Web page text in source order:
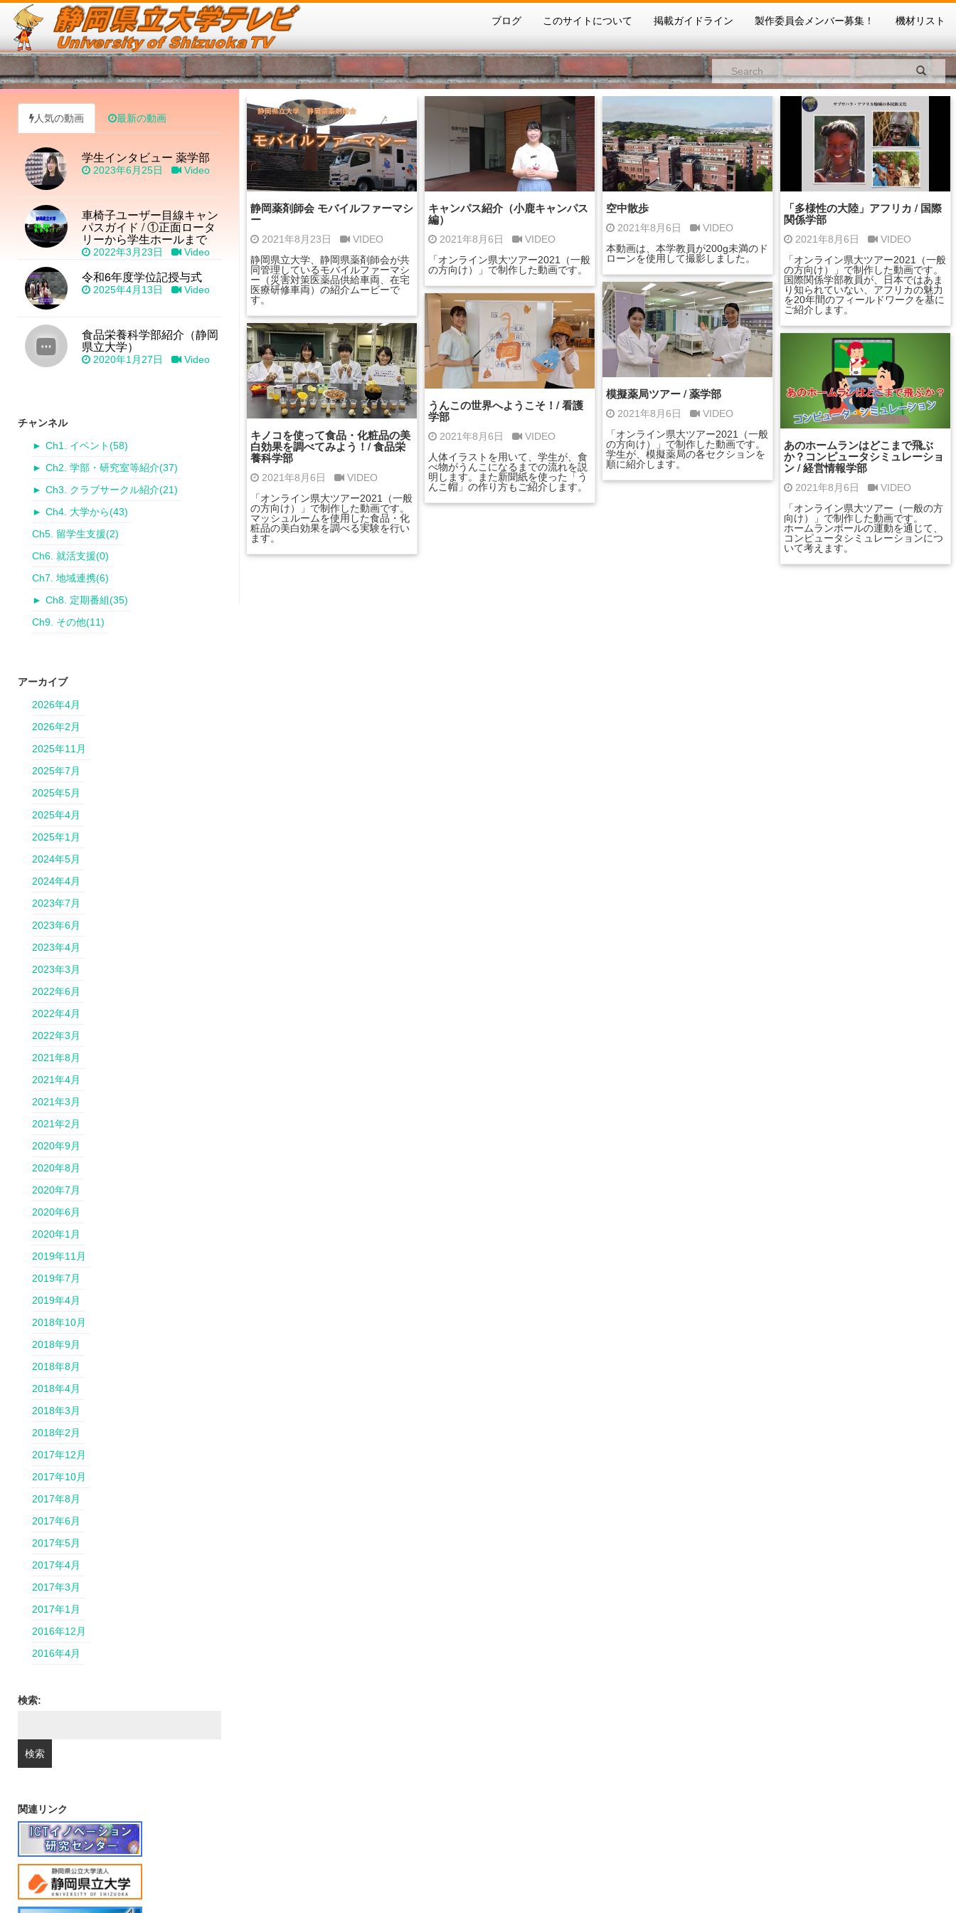
ブログ このサイトについて 掲載ガイドライン 製作委員会メンバー募集！ 機材リスト
静岡薬剤師会 モバイルファーマシ
ー
2021年8月23日
VIDEO
静岡県立大学、静岡県薬剤師会が共
同管理しているモバイルファーマシ
ー（災害対策医薬品供給車両、在宅
医療研修車両）の紹介ムービーで
す。
キャンパス紹介（小鹿キャンパス
編）
2021年8月6日
VIDEO
「オンライン県大ツアー2021（一般
の方向け）」で制作した動画です。
空中散歩
2021年8月6日
VIDEO
本動画は、本学教員が200g未満のド
ローンを使用して撮影しました。
「多様性の大陸」アフリカ / 国際
関係学部
2021年8月6日
VIDEO
「オンライン県大ツアー2021（一般
の方向け）」で制作した動画です。
国際関係学部教員が、日本ではあま
り知られていない、アフリカの魅力
を20年間のフィールドワークを基に
ご紹介します。
模擬薬局ツアー / 薬学部
2021年8月6日
VIDEO
「オンライン県大ツアー2021（一般
の方向け）」で制作した動画です。
学生が、模擬薬局の各セクションを
順に紹介します。
うんこの世界へようこそ！/ 看護
学部
2021年8月6日
VIDEO
人体イラストを用いて、学生が、食
べ物がうんこになるまでの流れを説
明します。また新聞紙を使った「う
んこ帽」の作り方もご紹介します。
キノコを使って食品・化粧品の美
白効果を調べてみよう！/ 食品栄
養科学部
2021年8月6日
VIDEO
「オンライン県大ツアー2021（一般
の方向け）」で制作した動画です。
マッシュルームを使用した食品・化
粧品の美白効果を調べる実験を行い
ます。
あのホームランはどこまで飛ぶ
か？コンピュータシミュレーショ
ン / 経営情報学部
2021年8月6日
VIDEO
「オンライン県大ツアー（一般の方
向け）」で制作した動画です。
ホームランボールの運動を通じて、
コンピュータシミュレーションにつ
いて考えます。
人気の動画 最新の動画
学生インタビュー 薬学部
2023年6月25日 Video
車椅子ユーザー目線キャン
パスガイド / ①正面ロータ
リーから学生ホールまで
2022年3月23日 Video
令和6年度学位記授与式
2025年4月13日 Video
食品栄養科学部紹介（静岡
県立大学）
2020年1月27日 Video
チャンネル
► Ch1. イベント(58)
► Ch2. 学部・研究室等紹介(37)
► Ch3. クラブサークル紹介(21)
► Ch4. 大学から(43)
Ch5. 留学生支援(2)
Ch6. 就活支援(0)
Ch7. 地域連携(6)
► Ch8. 定期番組(35)
Ch9. その他(11)
アーカイブ
2026年4月
2026年2月
2025年11月
2025年7月
2025年5月
2025年4月
2025年1月
2024年5月
2024年4月
2023年7月
2023年6月
2023年4月
2023年3月
2022年6月
2022年4月
2022年3月
2021年8月
2021年4月
2021年3月
2021年2月
2020年9月
2020年8月
2020年7月
2020年6月
2020年1月
2019年11月
2019年7月
2019年4月
2018年10月
2018年9月
2018年8月
2018年4月
2018年3月
2018年2月
2017年12月
2017年10月
2017年8月
2017年6月
2017年5月
2017年4月
2017年3月
2017年1月
2016年12月
2016年4月
検索:
関連リンク